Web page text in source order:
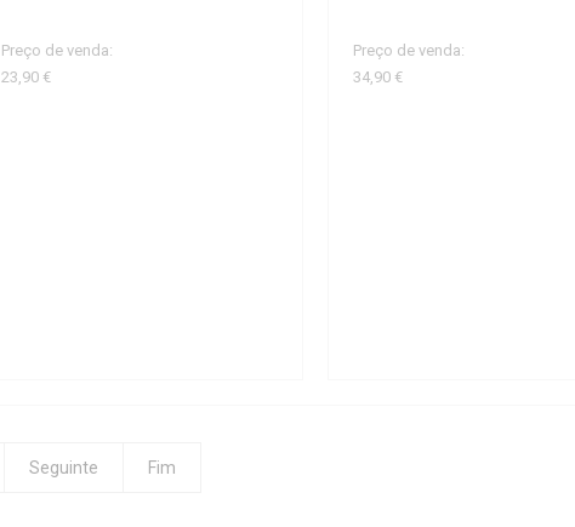
Preço de venda:
23,90 €
Preço de venda:
34,90 €
Seguinte Fim